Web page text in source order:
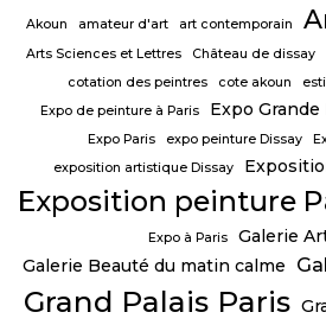
Akoun amateur d'art art contemporain
Arts Sciences et Lettres Château de dissay
cotation des peintres
cote akoun
Expo de peinture à Paris
Expo
Expo Paris expo peinture Dissay
exposition artistique Dissay
Exposition peinture
Expo à Paris
Galerie
Galerie Beauté du matin calme
Grand Palais Paris